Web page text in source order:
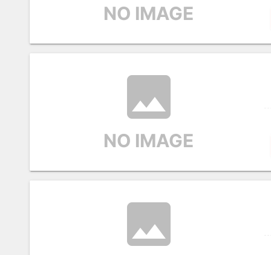
NO IMAGE
image
NO IMAGE
image